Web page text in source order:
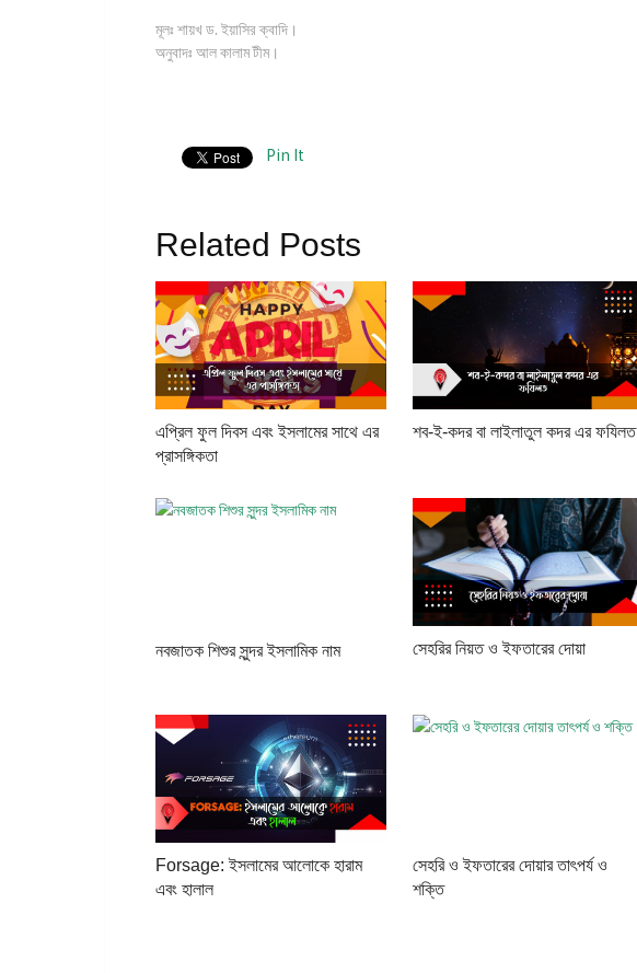
মূলঃ শায়খ ড. ইয়াসির ক্বাদি।
অনুবাদঃ আল কালাম টীম।
Pin It
Related Posts
এপ্রিল ফুল দিবস এবং ইসলামের সাথে এর
প্রাসঙ্গিকতা
শব-ই-কদর বা লাইলাতুল কদর এর ফযিলত
নবজাতক শিশুর সুন্দর ইসলামিক নাম সেহরির নিয়ত ও ইফতারের দোয়া
Forsage: ইসলামের আলোকে হারাম
এবং হালাল
সেহরি ও ইফতারের দোয়ার তাৎপর্য ও
শক্তি